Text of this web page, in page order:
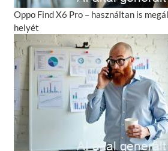
Oppo Find X6 Pro – használtan is
helyét